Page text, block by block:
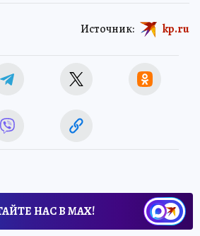
Источник: kp.ru
НАС В МАХ!